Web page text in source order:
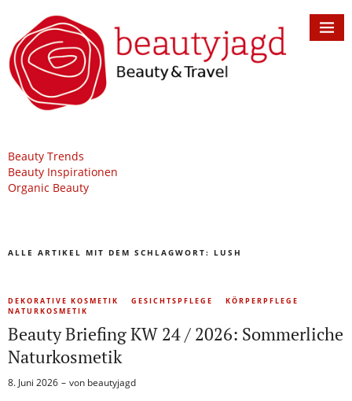
Beauty Trends
Beauty Inspirationen
Organic Beauty
ALLE ARTIKEL MIT DEM SCHLAGWORT: LUSH
DEKORATIVE KOSMETIK GESICHTSPFLEGE
KÖRPERPFLEGE
NATURKOSMETIK
Beauty Briefing KW 24 / 2026: Sommerliche
Naturkosmetik
8. Juni 2026 von beautyjagd